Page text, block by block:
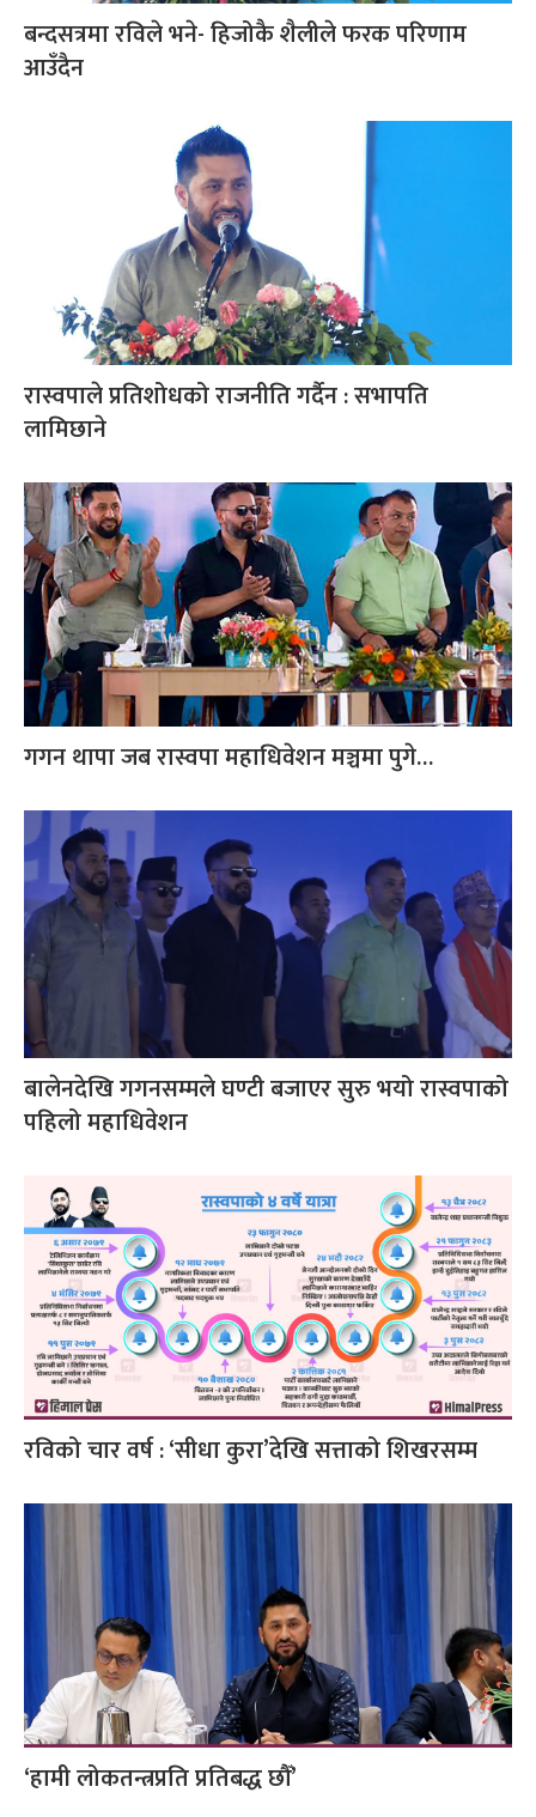
बन्दसत्रमा रविले भने- हिजोकै शैलीले फरक परिणाम
आउँदैन
रास्वपाले प्रतिशोधको राजनीति गर्दैन : सभापति
लामिछाने
गगन थापा जब रास्वपा महाधिवेशन मञ्चमा पुगे…
बालेनदेखि गगनसम्मले घण्टी बजाएर सुरु भयो रास्वपाको
पहिलो महाधिवेशन
रविको चार वर्ष : ‘सीधा कुरा’देखि सत्ताको शिखरसम्म
‘हामी लोकतन्त्रप्रति प्रतिबद्ध छौँ’